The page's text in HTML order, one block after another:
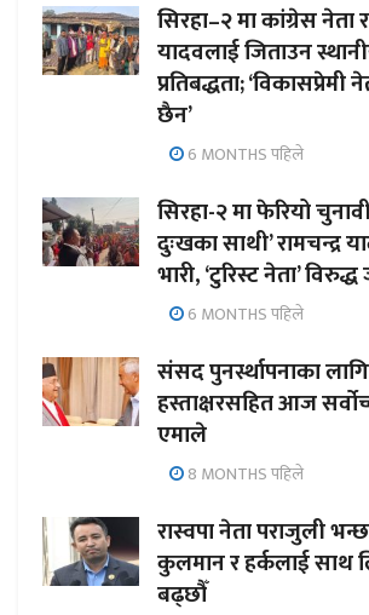
सिरहा–२ मा कांग्रेस नेता
यादवलाई जिताउन
प्रतिबद्धता;
छैन’
6 MONTHS पहिले
सिरहा-२ मा फेरियो
दुःखका साथी’ रामचन्द्र
भारी, ‘टुरिस्ट नेता’
6 MONTHS पहिले
संसद पुनर्स्थापनाका
हस्ताक्षरसहित आज
एमाले
8 MONTHS पहिले
रास्वपा नेता पराजुली
कुलमान र हर्कलाई साथ
बढ्छौँ